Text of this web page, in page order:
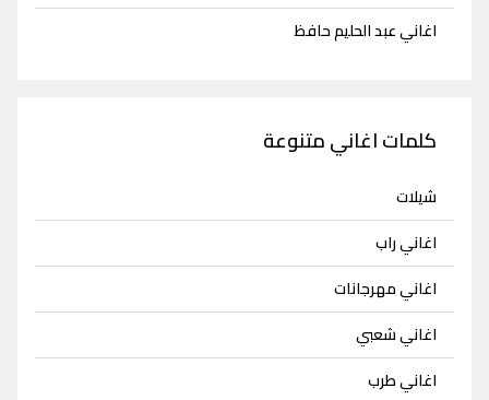
اغاني عبد الحليم حافظ
كلمات اغاني متنوعة
شيلات
اغاني راب
اغاني مهرجانات
اغاني شعبي
اغاني طرب